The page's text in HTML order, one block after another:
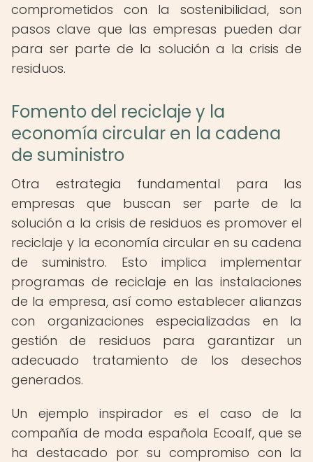
comprometidos con la sostenibilidad, son
pasos clave que las empresas pueden dar
para ser parte de la solución a la crisis de
residuos.
Fomento del reciclaje y la
economía circular en la cadena
de suministro
Otra estrategia fundamental para las
empresas que buscan ser parte de la
solución a la crisis de residuos es promover el
reciclaje y la economía circular en su cadena
de suministro. Esto implica implementar
programas de reciclaje en las instalaciones
de la empresa, así como establecer alianzas
con organizaciones especializadas en la
gestión de residuos para garantizar un
adecuado tratamiento de los desechos
generados.
Un ejemplo inspirador es el caso de la
compañía de moda española Ecoalf, que se
ha destacado por su compromiso con la